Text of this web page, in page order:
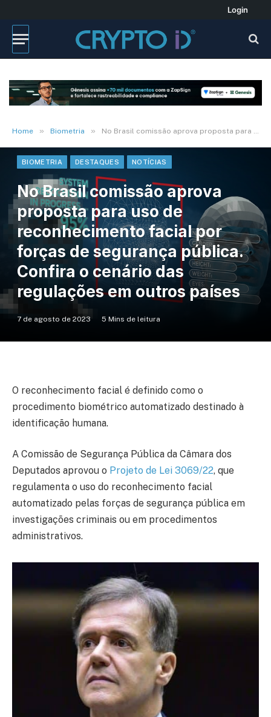
Login
Home » Biometria » No Brasil comissão aprova proposta para uso de reconhecimento facial por forças de segurança pública. Confira o cenário das regulações em outros países
BIOMETRIA DESTAQUES NOTÍCIAS
No Brasil comissão aprova
proposta para uso de
reconhecimento facial por
forças de segurança pública.
Confira o cenário das
regulações em outros países
7 de agosto de 2023 5 Mins de leitura
O reconhecimento facial é definido como o
procedimento biométrico automatizado destinado à
identificação humana.
A Comissão de Segurança Pública da Câmara dos
Deputados aprovou o Projeto de Lei 3069/22, que
regulamenta o uso do reconhecimento facial
automatizado pelas forças de segurança pública em
investigações criminais ou em procedimentos
administrativos.